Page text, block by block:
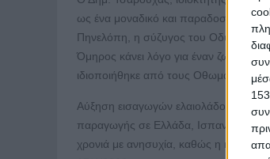
ως ένα μοναδικό και παραδοσιακό
Πηνελόπη, η σύζυγος του Οδυσσέα,
Όμηρος κάνει λόγο για έναν ζωμό από
ιδιοποιήθηκε από τους Οθωμανούς.
Αύξηση εισαγωγών ελαιολάδου στην
παραγωγής σε Ελλάδα, Ισπανία &
χρονιά με ανησυχία, καθώς η